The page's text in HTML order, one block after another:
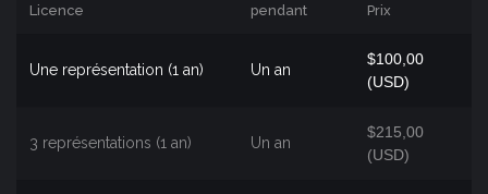
Licence
pendant
Prix
Une représentation (1 an) Un an
$100,00
(USD)
3 représentations (1 an) Un an
$215,00
(USD)